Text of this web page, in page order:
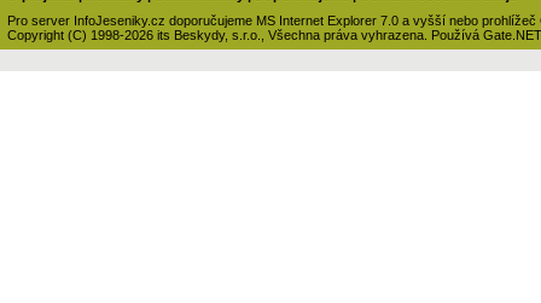
Pro server InfoJeseniky.cz doporučujeme MS Internet Explorer 7.0 a vyšší nebo prohlížeč
Copyright (C) 1998-2026 its Beskydy, s.r.o., Všechna práva vyhrazena. Používá